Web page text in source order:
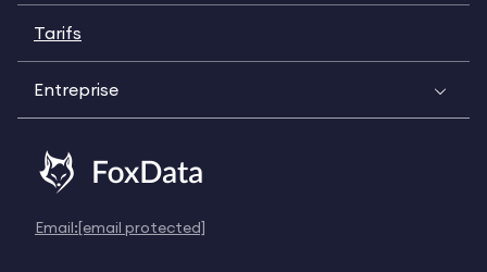
Tarifs
Entreprise
Email:[email protected]